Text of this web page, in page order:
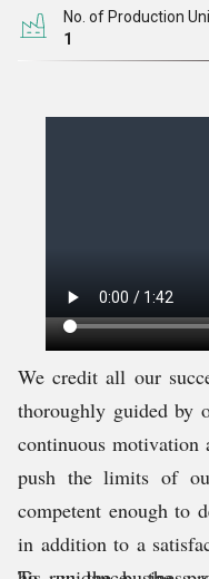
No. of Production
1
We credit all our
thoroughly guided by
continuous motivation
push the limits of
competent enough to
in addition to a